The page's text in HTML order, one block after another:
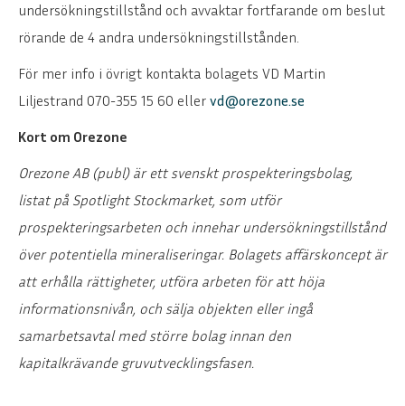
undersökningstillstånd och avvaktar fortfarande om beslut
rörande de 4 andra undersökningstillstånden.
För mer info i övrigt kontakta bolagets VD Martin
Liljestrand 070-355 15 60 eller vd@orezone.se
Kort om Orezone
Orezone AB (publ) är ett svenskt prospekteringsbolag,
listat på Spotlight Stockmarket, som utför
prospekteringsarbeten och innehar undersökningstillstånd
över potentiella mineraliseringar. Bolagets affärskoncept är
att erhålla rättigheter, utföra arbeten för att höja
informationsnivån, och sälja objekten eller ingå
samarbetsavtal med större bolag innan den
kapitalkrävande gruvutvecklingsfasen.